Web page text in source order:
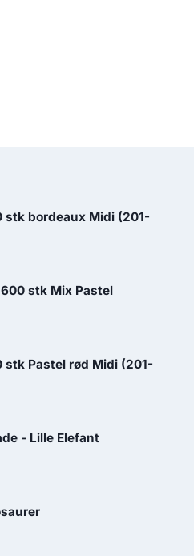
stk bordeaux Midi (201-
stk Mix Pastel
stk Pastel rød Midi (201-
- Lille Elefant